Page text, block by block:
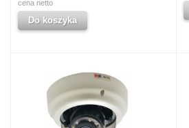
cena netto
Do koszyka